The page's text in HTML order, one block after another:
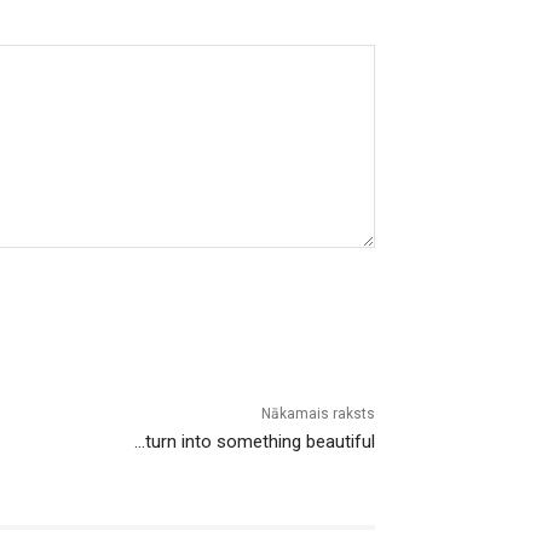
Nākamais raksts
…turn into something beautiful